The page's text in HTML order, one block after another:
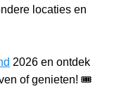
locaties en
2026 en ontdek
of genieten! 🎟️